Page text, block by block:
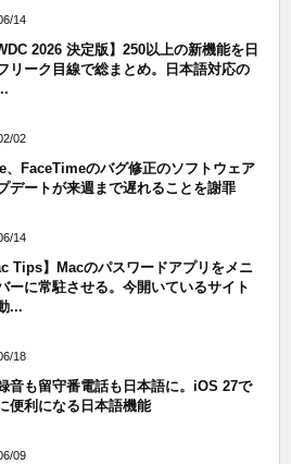
14
2026 決定版】250以上の新機能を日
リーク目線で総まとめ。日本語対応の
02
、FaceTimeのバグ修正のソフトウェア
デートが来週まで遅れることを謝罪
14
Tips】Macのパスワードアプリをメニ
ーに常駐させる。今開いているサイト
...
18
音も留守番電話も日本語に。iOS 27で
便利になる日本語機能
09